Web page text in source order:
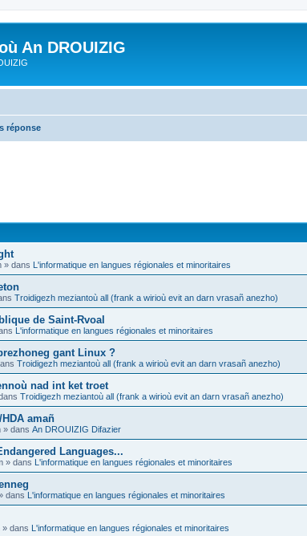
An DROUIZIG
réponse
» dans L'informatique en langues régionales et minoritaires
Troidigezh meziantoù all (frank a wirioù evit an darn vrasañ anezho)
de Saint-Rvoal
L'informatique en langues régionales et minoritaires
gant Linux ?
Troidigezh meziantoù all (frank a wirioù evit an darn vrasañ anezho)
nad int ket troet
Troidigezh meziantoù all (frank a wirioù evit an darn vrasañ anezho)
amañ
» dans An DROUIZIG Difazier
Languages...
» dans L'informatique en langues régionales et minoritaires
dans L'informatique en langues régionales et minoritaires
» dans L'informatique en langues régionales et minoritaires